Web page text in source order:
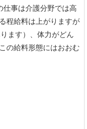
仕事は介護分野では高
程給料は上がりますが
ます）、体力がどん
の給料形態にはおおむ